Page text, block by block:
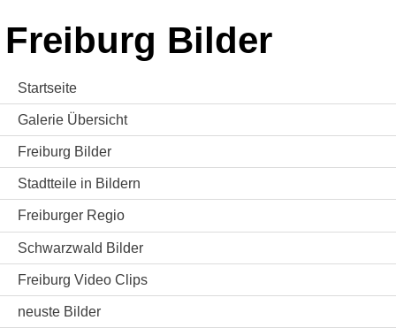
Freiburg Bilder
Startseite
Galerie Übersicht
Freiburg Bilder
Stadtteile in Bildern
Freiburger Regio
Schwarzwald Bilder
Freiburg Video Clips
neuste Bilder